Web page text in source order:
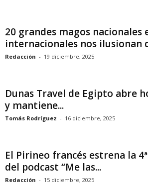
20 grandes magos nacionales
internacionales nos ilusionan
Redacción - 19 diciembre, 2025
Dunas Travel de Egipto abre
y mantiene...
Tomás Rodríguez - 16 diciembre, 2025
El Pirineo francés estrena la
del podcast “Me las...
Redacción - 15 diciembre, 2025